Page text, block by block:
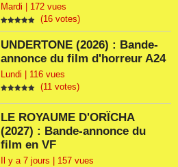
Mardi | 172 vues
(16 votes)
UNDERTONE (2026) : Bande-
annonce du film d'horreur A24
Lundi | 116 vues
(11 votes)
LE ROYAUME D'ORÏCHA
(2027) : Bande-annonce du
film en VF
Il y a 7 jours | 157 vues